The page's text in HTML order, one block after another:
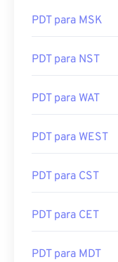
PDT para MSK
PDT para NST
PDT para WAT
PDT para WEST
PDT para CST
PDT para CET
PDT para MDT